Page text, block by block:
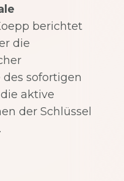
berichtet
die
sofortigen
aktive
der Schlüssel